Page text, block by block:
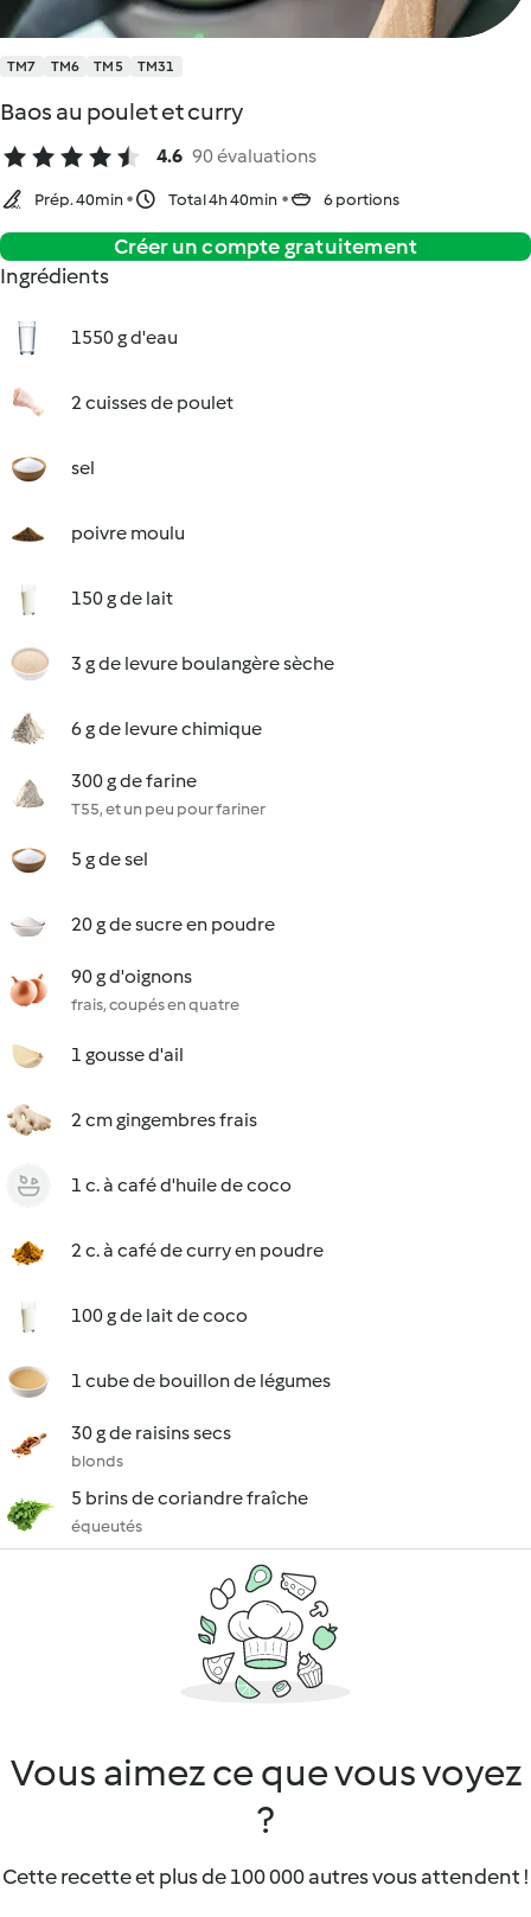
TM7 TM6 TM5 TM31
Baos au poulet et curry
4.6 90 évaluations
Prép. 40min Total 4h 40min 6 portions
Créer un compte gratuitement
Ingrédients
1550 g d'eau
2 cuisses de poulet
sel
poivre moulu
150 g de lait
3 g de levure boulangère sèche
6 g de levure chimique
300 g de farine
T55, et un peu pour fariner
5 g de sel
20 g de sucre en poudre
90 g d'oignons
frais, coupés en quatre
1 gousse d'ail
2 cm gingembres frais
1 c. à café d'huile de coco
2 c. à café de curry en poudre
100 g de lait de coco
1 cube de bouillon de légumes
30 g de raisins secs
blonds
5 brins de coriandre fraîche
équeutés
Vous aimez ce que vous voyez
?
Cette recette et plus de 100 000 autres vous attendent !